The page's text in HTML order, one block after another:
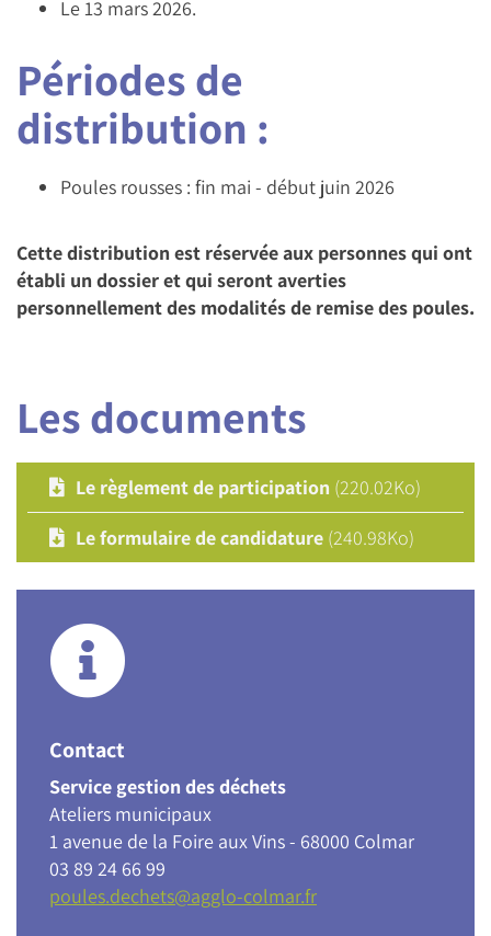
Le 13 mars 2026.
Périodes de
distribution :
Poules rousses : fin mai - début juin 2026
Cette distribution est réservée aux personnes qui ont
établi un dossier et qui seront averties
personnellement des modalités de remise des poules.
Les documents
Le règlement de participation (220.02Ko)
Le formulaire de candidature (240.98Ko)
Contact
Service gestion des déchets
Ateliers municipaux
1 avenue de la Foire aux Vins - 68000 Colmar
03 89 24 66 99
poules.dechets@agglo-colmar.fr